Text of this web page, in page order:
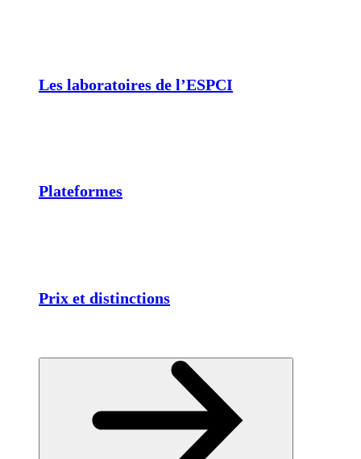
Les laboratoires de l’ESPCI
Plateformes
Prix et distinctions